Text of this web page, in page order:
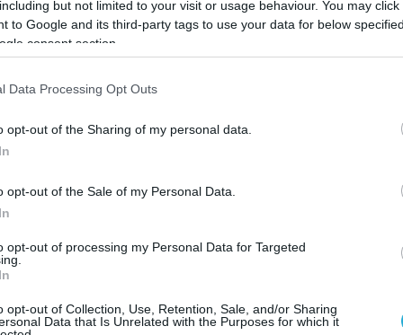
but not limited to your visit or usage behaviour. You may
to Google and its third-party tags to use your data for below
consent section.
Data Processing Opt Outs
opt-out of the Sharing of my personal data.
opt-out of the Sale of my Personal Data.
opt-out of processing my Personal Data for Targeted
opt-out of Collection, Use, Retention, Sale, and/or Sharing
Data that Is Unrelated with the Purposes for which it
με νερό.
και η υγιεινή του συστήματος αερισμού
ασφάλεια του επισκέπτη.
προτείνεται η σωστή ρύθμιση της
άμεσης ροής ψυχρού αέρα προς το
αλλαγές μπορεί να προκαλέσουν ενόχληση
εφόσον οι εξωτερικές συνθήκες το
του αέρα.
μπορεί να κάνει τη διαφορά ανάμεσα σε μια
με επιπτώσεις στην υγεία, ιδιαίτερα κατά τους